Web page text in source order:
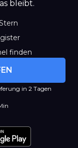
bleibt.
finden
in 2 Tagen